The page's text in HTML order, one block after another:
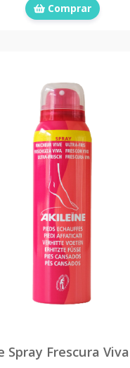
Comprar
Spray Frescura